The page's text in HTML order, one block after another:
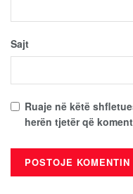
Sajt
Ruaje në këtë
herën tjetër që